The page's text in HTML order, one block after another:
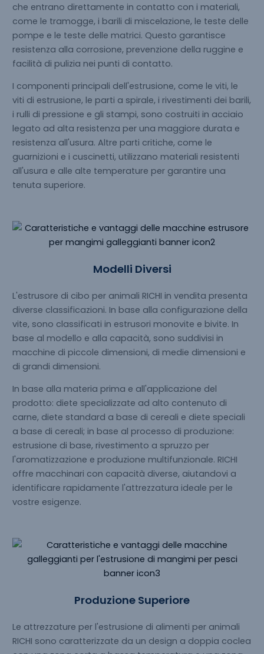
che entrano direttamente in contatto con i materiali,
come le tramogge, i barili di miscelazione, le teste delle
pompe e le teste delle matrici. Questo garantisce
resistenza alla corrosione, prevenzione della ruggine e
facilità di pulizia nei punti di contatto.
I componenti principali dell'estrusione, come le viti, le
viti di estrusione, le parti a spirale, i rivestimenti dei barili,
i rulli di pressione e gli stampi, sono costruiti in acciaio
legato ad alta resistenza per una maggiore durata e
resistenza all'usura. Altre parti critiche, come le
guarnizioni e i cuscinetti, utilizzano materiali resistenti
all'usura e alle alte temperature per garantire una
tenuta superiore.
Modelli Diversi
L'estrusore di cibo per animali RICHI in vendita presenta
diverse classificazioni. In base alla configurazione della
vite, sono classificati in estrusori monovite e bivite. In
base al modello e alla capacità, sono suddivisi in
macchine di piccole dimensioni, di medie dimensioni e
di grandi dimensioni.
In base alla materia prima e all'applicazione del
prodotto: diete specializzate ad alto contenuto di
carne, diete standard a base di cereali e diete speciali
a base di cereali; in base al processo di produzione:
estrusione di base, rivestimento a spruzzo per
l'aromatizzazione e produzione multifunzionale. RICHI
offre macchinari con capacità diverse, aiutandovi a
identificare rapidamente l'attrezzatura ideale per le
vostre esigenze.
Produzione Superiore
Le attrezzature per l'estrusione di alimenti per animali
RICHI sono caratterizzate da un design a doppia coclea